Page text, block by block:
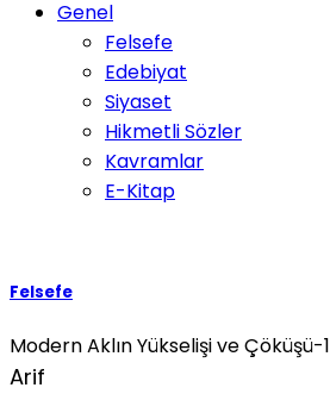
Genel
Felsefe
Edebiyat
Siyaset
Hikmetli Sözler
Kavramlar
E-Kitap
Felsefe
Modern Aklın Yükselişi ve Çöküşü-1
Arif